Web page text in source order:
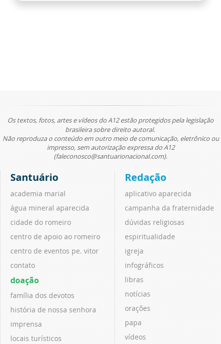
Os textos, fotos, artes e vídeos do A12 estão protegidos pela legislação
brasileira sobre direito autoral.
Não reproduza o conteúdo em outro meio de comunicação, eletrônico ou
impresso, sem autorização expressa do A12
(faleconosco@santuarionacional.com).
Santuário
academia marial
água mineral aparecida
cidade do romeiro
centro de apoio ao romeiro
centro de eventos pe. vitor
contato
doação
família dos devotos
história de nossa senhora
imprensa
locais turísticos
Redação
aplicativo aparecida
campanha da fraternidade
dúvidas religiosas
espiritualidade
igreja
infográficos
libras
notícias
orações
papa
vídeos